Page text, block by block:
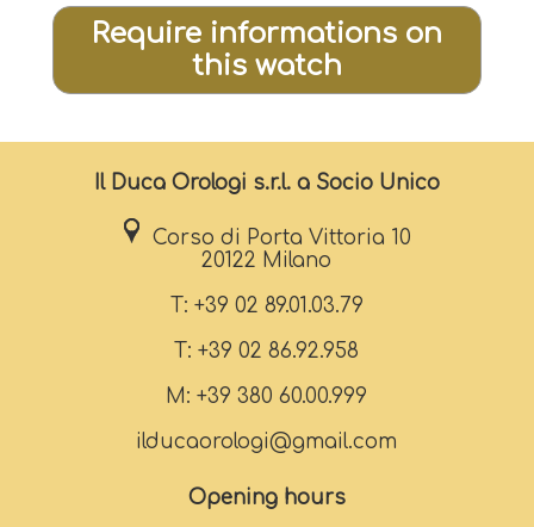
Require informations on
this watch
Il Duca Orologi s.r.l. a Socio Unico
Corso di Porta Vittoria 10
20122 Milano
T: +39 02 89.01.03.79
T: +39 02 86.92.958
M: +39 380 60.00.999
ilducaorologi@gmail.com
Opening hours